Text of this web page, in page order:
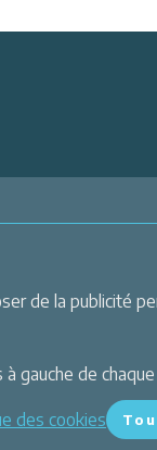
de la publicité
gauche de
des cookies